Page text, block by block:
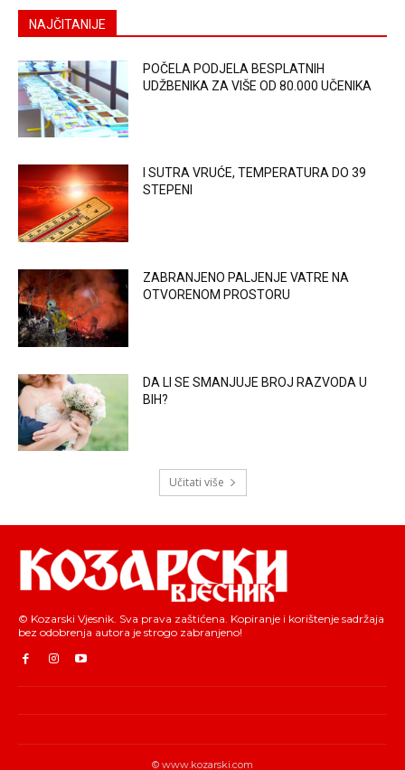
NAJČITANIJE
POČELA PODJELA BESPLATNIH
UDŽBENIKA ZA VIŠE OD 80.000 UČENIKA
I SUTRA VRUĆE, TEMPERATURA DO 39
STEPENI
ZABRANJENO PALJENJE VATRE NA
OTVORENOM PROSTORU
DA LI SE SMANJUJE BROJ RAZVODA U
BIH?
Učitati više
© Kozarski Vjesnik. Sva prava zaštićena. Kopiranje i korištenje sadržaja
bez odobrenja autora je strogo zabranjeno!
© www.kozarski.com